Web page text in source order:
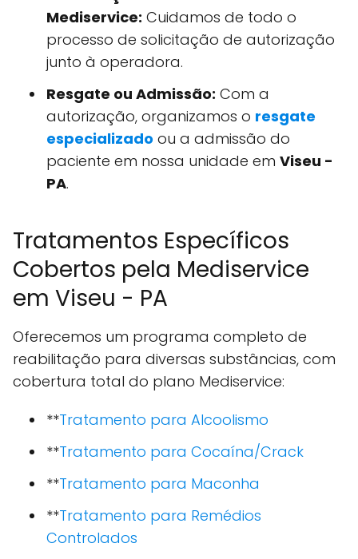
Mediservice: Cuidamos de todo o
processo de solicitação de autorização
junto à operadora.
Resgate ou Admissão: Com a
autorização, organizamos o resgate
especializado ou a admissão do
paciente em nossa unidade em Viseu -
PA.
Tratamentos Específicos
Cobertos pela Mediservice
em Viseu - PA
Oferecemos um programa completo de
reabilitação para diversas substâncias, com
cobertura total do plano Mediservice:
**Tratamento para Alcoolismo
**Tratamento para Cocaína/Crack
**Tratamento para Maconha
**Tratamento para Remédios
Controlados